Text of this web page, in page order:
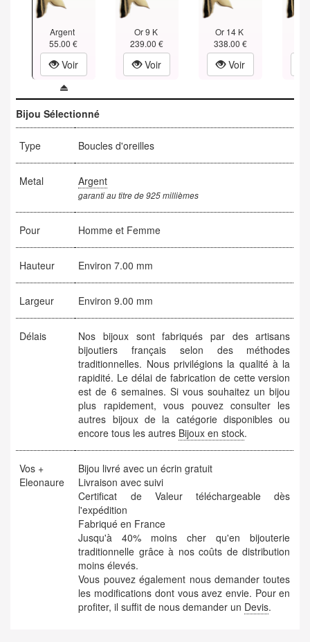
Argent
55.00 €
Voir
Or 9 K
239.00 €
Voir
Or 14 K
338.00 €
Voir
Bijou Sélectionné
Type Boucles d'oreilles
Metal Argent
garanti au titre de 925 millièmes
Pour Homme et Femme
Hauteur Environ 7.00 mm
Largeur Environ 9.00 mm
Délais
Nos bijoux sont fabriqués par des artisans
bijoutiers français selon des méthodes
traditionnelles. Nous privilégions la qualité à la
rapidité. Le délai de fabrication de cette version
est de 6 semaines. Si vous souhaitez un bijou
plus rapidement, vous pouvez consulter les
autres bijoux de la catégorie disponibles ou
encore tous les autres Bijoux en stock.
Vos +
Eleonaure
Bijou livré avec un écrin gratuit
Livraison avec suivi
Certificat de Valeur téléchargeable dès
l'expédition
Fabriqué en France
Jusqu'à 40% moins cher qu'en bijouterie
traditionnelle grâce à nos coûts de distribution
moins élevés.
Vous pouvez également nous demander toutes
les modifications dont vous avez envie. Pour en
profiter, il suffit de nous demander un Devis.